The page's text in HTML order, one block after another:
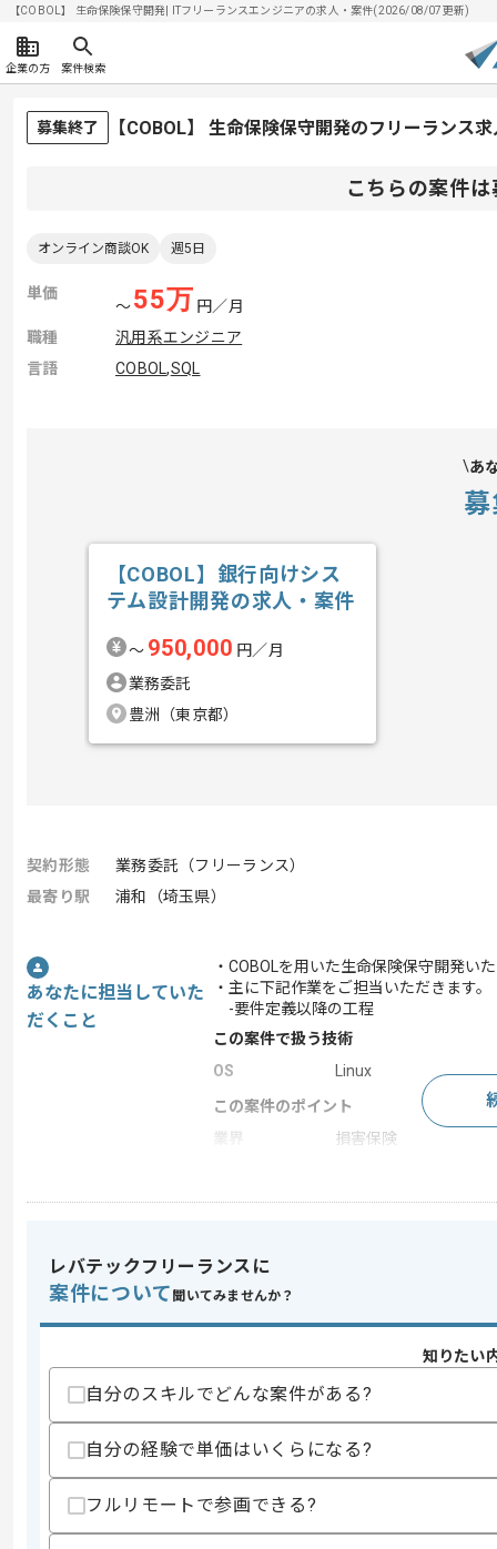
【COBOL】 生命保険保守開発| ITフリーランスエンジニアの求人・案件(2026/08/07更新)
企業の方 案件検索
募集終了 【COBOL】 生命保険保守開発のフリーランス
こちらの案件
オンライン商談OK 週5日
単価
〜55万 円／月
職種
汎用系エンジニア
言語
COBOL,SQL
あ
【COBOL】銀行向けシス
テム設計開発の求人・案件
〜 950,000 円／月
業務委託
豊洲（東京都）
契約形態
業務委託（フリーランス）
最寄り駅
浦和（埼玉県）
あなたに担当していた
だくこと
・COBOLを用いた生命保険保守開発い
・主に下記作業をご担当いただきます。
-要件定義以降の工程
この案件で扱う技術
OS
Linux
この案件のポイント
損害保険
特徴
20代活躍中 , 30代活躍
求めるスキル
・IBM汎用機COBOL開発経験
・保守運用経験
・DB構築、インフラ構築の経験
スキルに不安がある方へ
上記に似た経験やスキルをお持ちであれば申
レバテックフリーランスに
案件について 聞いてみませんか？
知りたい
自分のスキルでどんな案件がある?
自分の経験で単価はいくらになる?
フルリモートで参画できる?